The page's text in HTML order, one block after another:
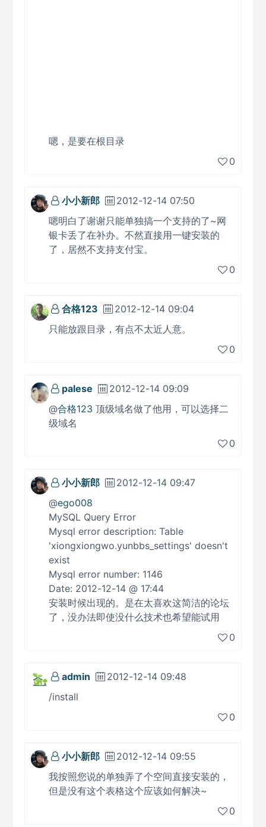
嗯，是要在根目录
0
小小新郎
2012-12-14 07:50
嗯明白了谢谢只能单独搞一个支持的了~网
银卡丢了在补办。不然直接用一键安装的
了，居然不支持支付宝。
0
合格123
2012-12-14 09:04
只能放跟目录，有点不太近人意。
0
palese
2012-12-14 09:09
@合格123 顶级域名做了他用，可以选择二
级域名
0
小小新郎
2012-12-14 09:47
@ego008
MySQL Query Error
Mysql error description: Table
'xiongxiongwo.yunbbs_settings' doesn't
exist
Mysql error number: 1146
Date: 2012-12-14 @ 17:44
安装时候出现的。是在太喜欢这简洁的论坛
了，没办法即使没什么技术也希望能试用
0
admin
2012-12-14 09:48
/install
0
小小新郎
2012-12-14 09:55
我按照您说的单独弄了个空间直接安装的，
但是没有这个表格这个应该如何解决~
0